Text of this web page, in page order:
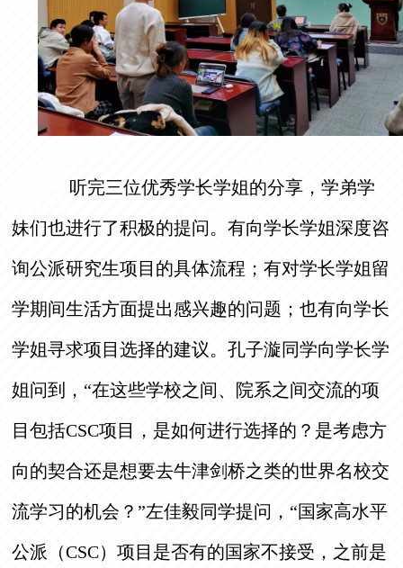
听完三位优秀学长学姐的分享，学弟学
妹们也进行了积极的提问。有向学长学姐深度咨
询公派研究生项目的具体流程；有对学长学姐留
学期间生活方面提出感兴趣的问题；也有向学长
学姐寻求项目选择的建议。孔子漩同学向学长学
姐问到，“在这些学校之间、院系之间交流的项
目包括CSC项目，是如何进行选择的？是考虑方
向的契合还是想要去牛津剑桥之类的世界名校交
流学习的机会？”左佳毅同学提问，“国家高水平
公派（CSC）项目是否有的国家不接受，之前是